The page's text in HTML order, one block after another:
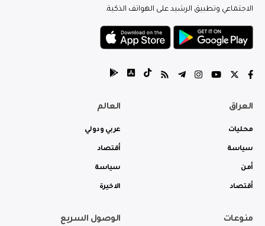
الاجتماعي وتطبيق الرشيد على الهواتف الذكية.
العراق
محليات
سياسة
أمن
أقتصاد
العالم
عربي ودولي
أقتصاد
سياسة
الاخيرة
منوعات الوصول السريع